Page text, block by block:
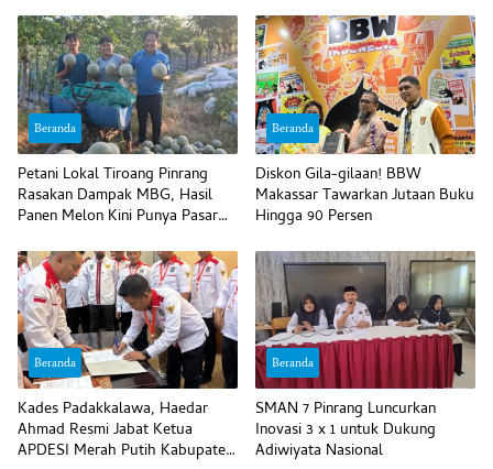
Beranda
Petani Lokal Tiroang Pinrang
Rasakan Dampak MBG, Hasil
Panen Melon Kini Punya Pasar
Beranda
Diskon Gila-gilaan! BBW
Makassar Tawarkan Jutaan Buku
Hingga 90 Persen
Beranda
Kades Padakkalawa, Haedar
Ahmad Resmi Jabat Ketua
APDESI Merah Putih Kabupaten
Beranda
SMAN 7 Pinrang Luncurkan
Inovasi 3 x 1 untuk Dukung
Adiwiyata Nasional
Beranda